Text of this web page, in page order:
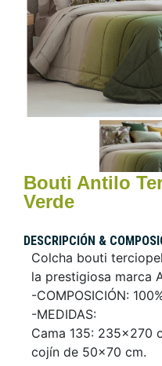
Bouti Antilo
Verde
DESCRIPCIÓN &
Colcha bouti
la prestigiosa marca
-COMPOSICIÓN:
-MEDIDAS:
Cama 135: 235x270
cojín de 50x70 cm.